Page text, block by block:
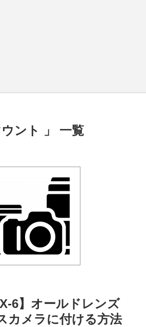
ウント 」 一覧
6】オールドレンズ
カメラに付ける方法